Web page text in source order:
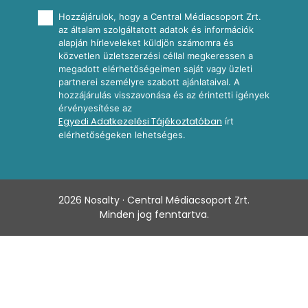
Hozzájárulok, hogy a Central Médiacsoport Zrt.
az általam szolgáltatott adatok és információk
alapján hírleveleket küldjön számomra és
közvetlen üzletszerzési céllal megkeressen a
megadott elérhetőségeimen saját vagy üzleti
partnerei személyre szabott ajánlataival. A
hozzájárulás visszavonása és az érintetti igények
érvényesítése az
Egyedi Adatkezelési Tájékoztatóban írt
elérhetőségeken lehetséges.
2026 Nosalty · Central Médiacsoport Zrt.
Minden jog fenntartva.